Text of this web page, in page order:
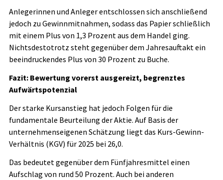
Anlegerinnen und Anleger entschlossen sich anschließend
jedoch zu Gewinnmitnahmen, sodass das Papier schließlich
mit einem Plus von 1,3 Prozent aus dem Handel ging.
Nichtsdestotrotz steht gegenüber dem Jahresauftakt ein
beeindruckendes Plus von 30 Prozent zu Buche.
Fazit: Bewertung vorerst ausgereizt, begrenztes
Aufwärtspotenzial
Der starke Kursanstieg hat jedoch Folgen für die
fundamentale Beurteilung der Aktie. Auf Basis der
unternehmenseigenen Schätzung liegt das Kurs-Gewinn-
Verhältnis (KGV) für 2025 bei 26,0.
Das bedeutet gegenüber dem Fünfjahresmittel einen
Aufschlag von rund 50 Prozent. Auch bei anderen